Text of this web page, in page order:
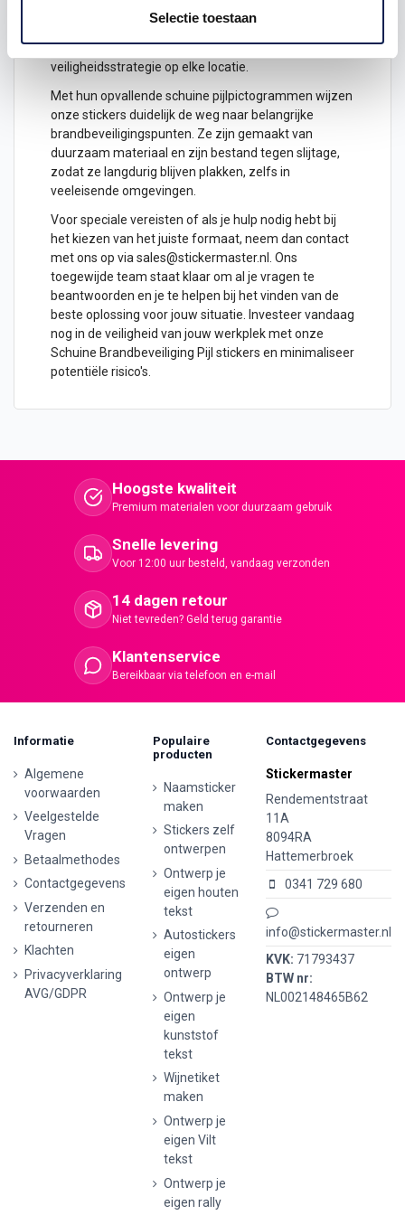
Selectie toestaan
hoogwaardige stickers zijn ontworpen om duidelijk
vinden is, en zijn essentieel voor een doeltreffende
veiligheidsstrategie op elke locatie.
Met hun opvallende schuine pijlpictogrammen wijzen
onze stickers duidelijk de weg naar belangrijke
brandbeveiligingspunten. Ze zijn gemaakt van
duurzaam materiaal en zijn bestand tegen slijtage,
zodat ze langdurig blijven plakken, zelfs in
veeleisende omgevingen.
Voor speciale vereisten of als je hulp nodig hebt bij
het kiezen van het juiste formaat, neem dan contact
met ons op via sales@stickermaster.nl. Ons
toegewijde team staat klaar om al je vragen te
beantwoorden en je te helpen bij het vinden van de
beste oplossing voor jouw situatie. Investeer vandaag
nog in de veiligheid van jouw werkplek met onze
Schuine Brandbeveiliging Pijl stickers en minimaliseer
potentiële risico's.
Hoogste kwaliteit
Premium materialen voor duurzaam gebruik
Snelle levering
Voor 12:00 uur besteld, vandaag verzonden
14 dagen retour
Niet tevreden? Geld terug garantie
Klantenservice
Bereikbaar via telefoon en e-mail
Informatie
Algemene
voorwaarden
Veelgestelde
Vragen
Betaalmethodes
Contactgegevens
Verzenden en
retourneren
Klachten
Privacyverklaring
AVG/GDPR
Populaire
producten
Naamsticker
maken
Stickers zelf
ontwerpen
Ontwerp je
eigen houten
tekst
Autostickers
eigen
ontwerp
Ontwerp je
eigen
kunststof
tekst
Wijnetiket
maken
Ontwerp je
eigen Vilt
tekst
Ontwerp je
eigen rally
Contactgegevens
Stickermaster
Rendementstraat
11A
8094RA
Hattemerbroek
0341 729 680
info@stickermaster.nl
KVK: 71793437
BTW nr:
NL002148465B62